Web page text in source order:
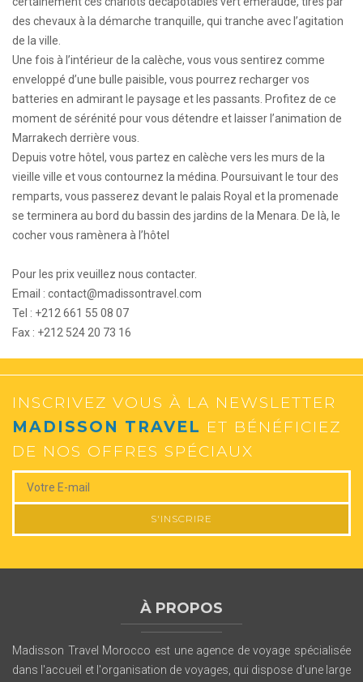
des chevaux à la démarche tranquille, qui tranche avec l’agitation
de la ville.
Une fois à l’intérieur de la calèche, vous vous sentirez comme
enveloppé d’une bulle paisible, vous pourrez recharger vos
batteries en admirant le paysage et les passants. Profitez de ce
moment de sérénité pour vous détendre et laisser l’animation de
Marrakech derrière vous.
Depuis votre hôtel, vous partez en calèche vers les murs de la
vieille ville et vous contournez la médina. Poursuivant le tour des
remparts, vous passerez devant le palais Royal et la promenade
se terminera au bord du bassin des jardins de la Menara. De là, le
cocher vous ramènera à l’hôtel
Pour les prix veuillez nous contacter.
Email : contact@madissontravel.com
Tel : +212 661 55 08 07
Fax : +212 524 20 73 16
INSCRIVEZ VOUS À LA NEWSLETTER
MADISSON TRAVEL ET BÉNÉFICIEZ
DE NOS OFFRES SPÉCIAUX
À PROPOS
Madisson Travel Morocco est une agence de voyage spécialisée
dans l'accueil et l'organisation de voyages, qui dispose d'une large